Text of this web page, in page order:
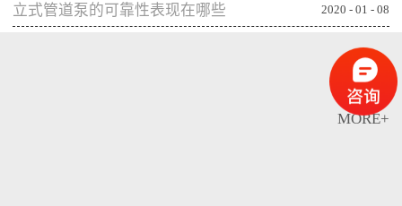
MORE+
立式管道泵的可靠性表现在哪些
2020 - 01 - 08